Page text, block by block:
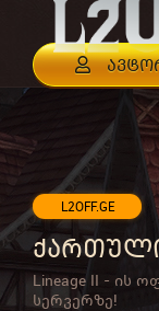
L2OFF.GE
Lineage II - ის
სერვერზე!